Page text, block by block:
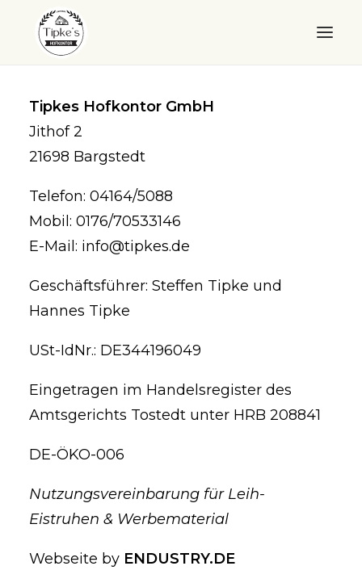
WILLKOMMEN
HOFKONTOR
LANDEIS
SHOP
ÜBER UNS
QUALITÄT
KONTAKT
Tipkes Hofkontor GmbH
Jithof 2
21698 Bargstedt
Telefon: 04164/5088
Mobil: 0176/70533146
E-Mail: info@tipkes.de
Geschäftsführer: Steffen Tipke und
Hannes Tipke
USt-IdNr.: DE344196049
Eingetragen im Handelsregister des
Amtsgerichts Tostedt unter HRB 208841
DE-ÖKO-006
Nutzungsvereinbarung für Leih-
Eistruhen & Werbematerial
Webseite by ENDUSTRY.DE